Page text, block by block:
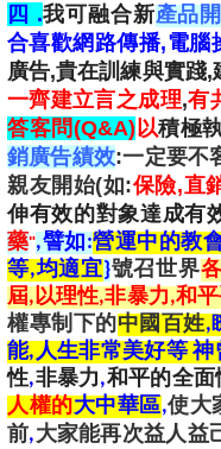
四 .我可融合新產品
合喜歡網路傳播,電腦
廣告,貴在訓練與實踐,
一齊建立言之成理,有
答客問(Q&A)以積極
銷廣告績效:一定要不
親友開始(如:保險,直
伸有效的對象達成有
藥",譬如:營運中的教
等,均適宜}號召世界
屆,以理性,非暴力,和
權專制下的 中國百姓,
能,人生非常美好等
性,非暴力,和平的全面
人權的大中華區,使大
前,大家能再次益人益